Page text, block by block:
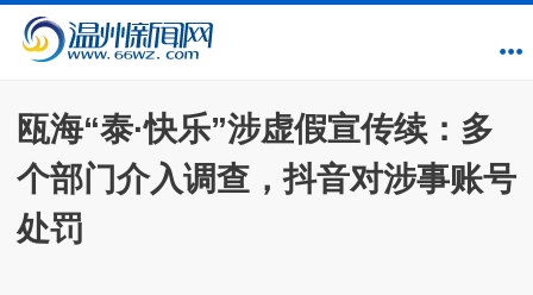
瓯海“泰·快乐”涉虚假宣传续：多
个部门介入调查，抖音对涉事账号
处罚